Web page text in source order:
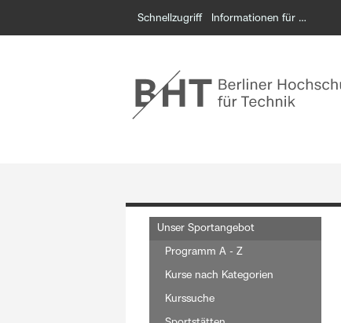
Schnellzugriff Informationen für …
Unser Sportangebot
Programm A - Z
Kurse nach Kategorien
Kurssuche